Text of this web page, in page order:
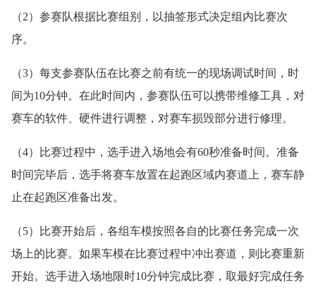
（2）参赛队根据比赛组别，以抽签形式决定组内比赛次
序。
（3）每支参赛队伍在比赛之前有统一的现场调试时间，时
间为10分钟。在此时间内，参赛队伍可以携带维修工具，对
赛车的软件、硬件进行调整，对赛车损毁部分进行修理。
（4）比赛过程中，选手进入场地会有60秒准备时间。准备
时间完毕后，选手将赛车放置在起跑区域内赛道上，赛车静
止在起跑区准备出发。
（5）比赛开始后，各组车模按照各自的比赛任务完成一次
场上的比赛。如果车模在比赛过程中冲出赛道，则比赛重新
开始。选手进入场地限时10分钟完成比赛，取最好完成任务